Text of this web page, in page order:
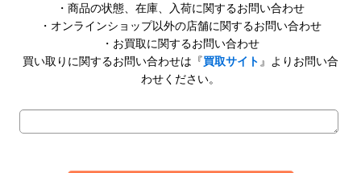
・商品の状態、在庫、入荷に関するお問い合わせ
・オンラインショップ以外の店舗に関するお問い合わせ
・お買取に関するお問い合わせ
買い取りに関するお問い合わせは『買取サイト 』よりお問い合
わせください。